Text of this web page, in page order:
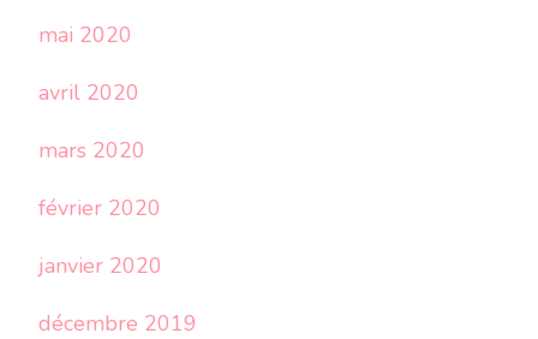
mai 2020
avril 2020
mars 2020
février 2020
janvier 2020
décembre 2019